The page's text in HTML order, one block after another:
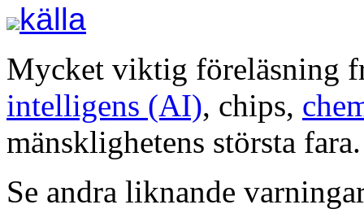
källa
Mycket viktig föreläsning
intelligens (AI), chips,
mänsklighetens största fara.
Se andra liknande